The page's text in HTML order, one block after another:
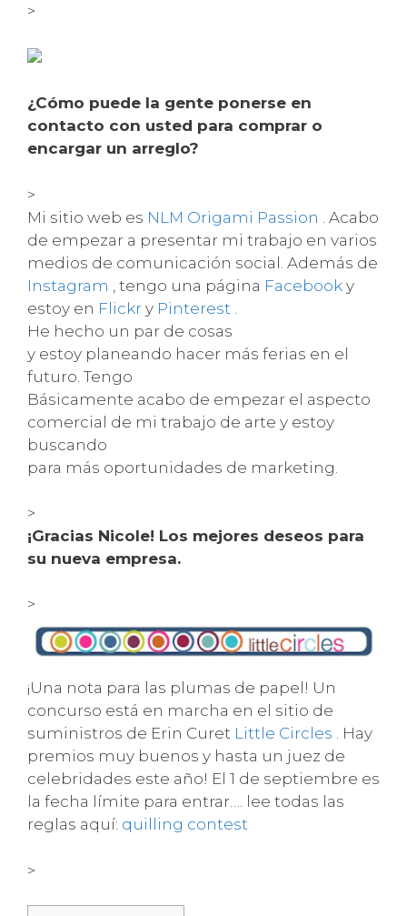
>
¿Cómo puede la gente ponerse en
contacto con usted para comprar o
encargar un arreglo?
>
Mi sitio web es NLM Origami Passion . Acabo
de empezar a presentar mi trabajo en varios
medios de comunicación social. Además de
Instagram , tengo una página Facebook y
estoy en Flickr y Pinterest
He hecho un par de cosas
y estoy planeando hacer más ferias en el
futuro. Tengo
Básicamente acabo de empezar el aspecto
comercial de mi trabajo de arte y estoy
buscando
para más oportunidades de marketing.
>
¡Gracias Nicole! Los mejores deseos para
su nueva empresa.
>
¡Una nota para las plumas de papel! Un
concurso está en marcha en el sitio de
suministros de Erin Curet Little Circles . Hay
premios muy buenos y hasta un juez de
celebridades este año! El 1 de septiembre es
la fecha límite para entrar…. lee todas las
reglas aquí: quilling contest
>